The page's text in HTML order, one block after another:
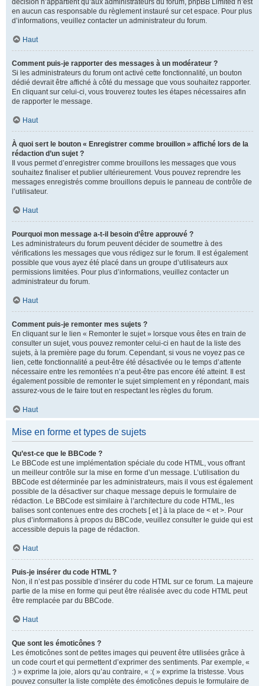
décision n’appartient qu’aux administrateurs du forum, phpBB Limited n’est
en aucun cas responsable du règlement instauré sur cet espace. Pour plus
d’informations, veuillez contacter un administrateur du forum.
Haut
Comment puis-je rapporter des messages à un modérateur ?
Si les administrateurs du forum ont activé cette fonctionnalité, un bouton
dédié devrait être affiché à côté du message que vous souhaitez rapporter.
En cliquant sur celui-ci, vous trouverez toutes les étapes nécessaires afin
de rapporter le message.
Haut
À quoi sert le bouton « Enregistrer comme brouillon » affiché lors de la
rédaction d’un sujet ?
Il vous permet d’enregistrer comme brouillons les messages que vous
souhaitez finaliser et publier ultérieurement. Vous pouvez reprendre les
messages enregistrés comme brouillons depuis le panneau de contrôle de
l’utilisateur.
Haut
Pourquoi mon message a-t-il besoin d’être approuvé ?
Les administrateurs du forum peuvent décider de soumettre à des
vérifications les messages que vous rédigez sur le forum. Il est également
possible que vous ayez été placé dans un groupe d’utilisateurs aux
permissions limitées. Pour plus d’informations, veuillez contacter un
administrateur du forum.
Haut
Comment puis-je remonter mes sujets ?
En cliquant sur le lien « Remonter le sujet » lorsque vous êtes en train de
consulter un sujet, vous pouvez remonter celui-ci en haut de la liste des
sujets, à la première page du forum. Cependant, si vous ne voyez pas ce
lien, cette fonctionnalité a peut-être été désactivée ou le temps d’attente
nécessaire entre les remontées n’a peut-être pas encore été atteint. Il est
également possible de remonter le sujet simplement en y répondant, mais
assurez-vous de le faire tout en respectant les règles du forum.
Haut
Mise en forme et types de sujets
Qu’est-ce que le BBCode ?
Le BBCode est une implémentation spéciale du code HTML, vous offrant
un meilleur contrôle sur la mise en forme d’un message. L’utilisation du
BBCode est déterminée par les administrateurs, mais il vous est également
possible de la désactiver sur chaque message depuis le formulaire de
rédaction. Le BBCode est similaire à l’architecture du code HTML, les
balises sont contenues entre des crochets [ et ] à la place de < et >. Pour
plus d’informations à propos du BBCode, veuillez consulter le guide qui est
accessible depuis la page de rédaction.
Haut
Puis-je insérer du code HTML ?
Non, il n’est pas possible d’insérer du code HTML sur ce forum. La majeure
partie de la mise en forme qui peut être réalisée avec du code HTML peut
être remplacée par du BBCode.
Haut
Que sont les émoticônes ?
Les émoticônes sont de petites images qui peuvent être utilisées grâce à
un code court et qui permettent d’exprimer des sentiments. Par exemple, «
:) » exprime la joie, alors qu’au contraire, « :( » exprime la tristesse. Vous
pouvez consulter la liste complète des émoticônes depuis le formulaire de